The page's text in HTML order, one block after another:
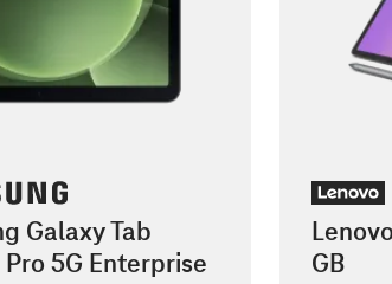
Galaxy Tab
5G Enterprise
GB